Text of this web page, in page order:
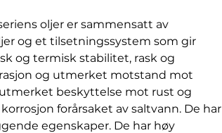
oljer er sammensatt av
og et tilsetningssystem som gir
og termisk stabilitet, rask og
og utmerket motstand mot
beskyttelse mot rust og
forårsaket av saltvann. De har
egenskaper. De har høy